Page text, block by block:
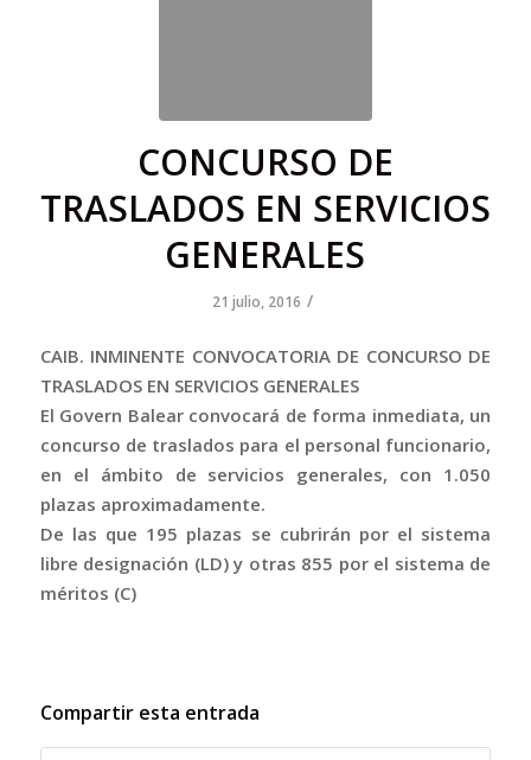
CONCURSO DE
TRASLADOS EN SERVICIOS
GENERALES
21 julio, 2016 /
CAIB. INMINENTE CONVOCATORIA DE CONCURSO DE
TRASLADOS EN SERVICIOS GENERALES
El Govern Balear convocará de forma inmediata, un
concurso de traslados para el personal funcionario,
en el ámbito de servicios generales, con 1.050
plazas aproximadamente.
De las que 195 plazas se cubrirán por el sistema
libre designación (LD) y otras 855 por el sistema de
méritos (C)
Compartir esta entrada